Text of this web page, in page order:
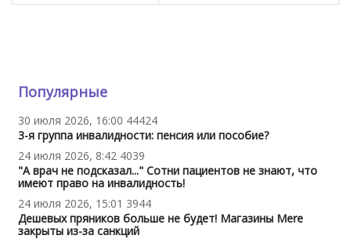
Популярные
30 июля 2026, 16:00 44424
3-я группа инвалидности: пенсия или пособие?
24 июля 2026, 8:42 4039
"А врач не подсказал..." Сотни пациентов не знают, что
имеют право на инвалидность!
24 июля 2026, 15:01 3944
Дешевых пряников больше не будет! Магазины Mere
закрыты из-за санкций